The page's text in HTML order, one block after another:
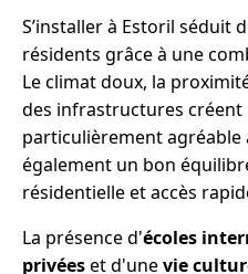
S’installer à Estoril séduit
résidents grâce à une
Le climat doux, la
des infrastructures
particulièrement agréable
également un bon
résidentielle et accès
La présence d'écoles
privéeset d'unevie